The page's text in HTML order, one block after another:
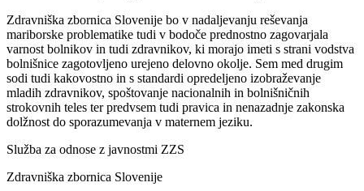
Zdravniška zbornica Slovenije bo v nadaljevanju reševanja
mariborske problematike tudi v bodoče prednostno zagovarjala
varnost bolnikov in tudi zdravnikov, ki morajo imeti s strani vodstva
bolnišnice zagotovljeno urejeno delovno okolje. Sem med drugim
sodi tudi kakovostno in s standardi opredeljeno izobraževanje
mladih zdravnikov, spoštovanje nacionalnih in bolnišničnih
strokovnih teles ter predvsem tudi pravica in nenazadnje zakonska
dolžnost do sporazumevanja v maternem jeziku.
Služba za odnose z javnostmi ZZS
Zdravniška zbornica Slovenije